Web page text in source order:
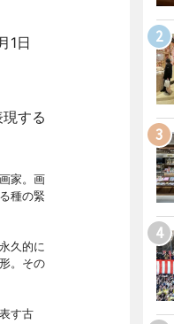
1日
する
家。画
種の緊
久的に
。その
す古